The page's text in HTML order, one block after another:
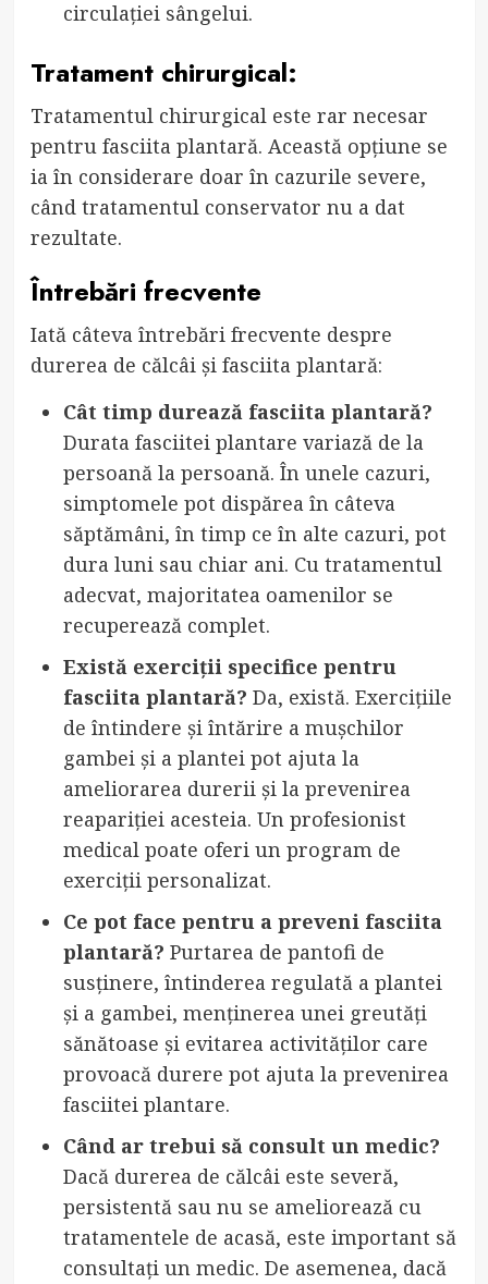
circulației sângelui.
Tratament chirurgical:
Tratamentul chirurgical este rar necesar
pentru fasciita plantară. Această opțiune se
ia în considerare doar în cazurile severe,
când tratamentul conservator nu a dat
rezultate.
Întrebări frecvente
Iată câteva întrebări frecvente despre
durerea de călcâi și fasciita plantară:
Cât timp durează fasciita plantară?
Durata fasciitei plantare variază de la
persoană la persoană. În unele cazuri,
simptomele pot dispărea în câteva
săptămâni, în timp ce în alte cazuri, pot
dura luni sau chiar ani. Cu tratamentul
adecvat, majoritatea oamenilor se
recuperează complet.
Există exerciții specifice pentru
fasciita plantară? Da, există. Exercițiile
de întindere și întărire a mușchilor
gambei și a plantei pot ajuta la
ameliorarea durerii și la prevenirea
reapariției acesteia. Un profesionist
medical poate oferi un program de
exerciții personalizat.
Ce pot face pentru a preveni fasciita
plantară? Purtarea de pantofi de
susținere, întinderea regulată a plantei
și a gambei, menținerea unei greutăți
sănătoase și evitarea activităților care
provoacă durere pot ajuta la prevenirea
fasciitei plantare.
Când ar trebui să consult un medic?
Dacă durerea de călcâi este severă,
persistentă sau nu se ameliorează cu
tratamentele de acasă, este important să
consultați un medic. De asemenea, dacă